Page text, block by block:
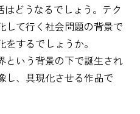
はどうなるでしょう。テク
して行く社会問題の背景で
するでしょうか。
という背景の下で誕生され
し、具現化させる作品で